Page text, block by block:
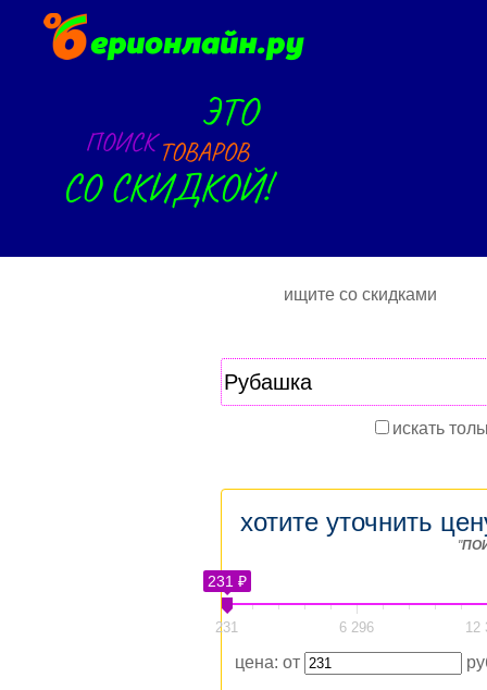
ищите со скидками
искать
хотите уточнить
"
231 ₽
231 6 296 12
цена: от